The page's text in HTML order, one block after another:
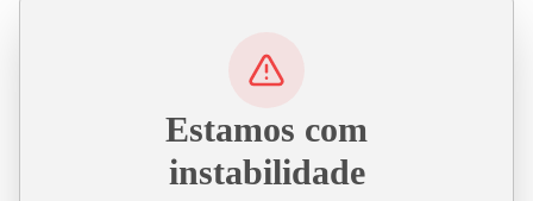
Estamos com
instabilidade